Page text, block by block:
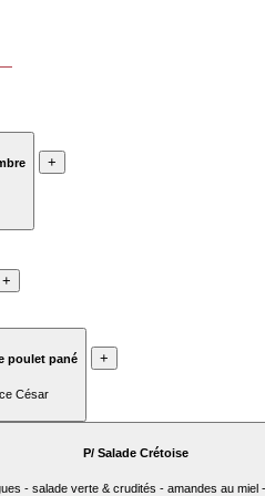
+
+
poulet pané
César
+
P/ Salade Crétoise
- salade verte & crudités - amandes au